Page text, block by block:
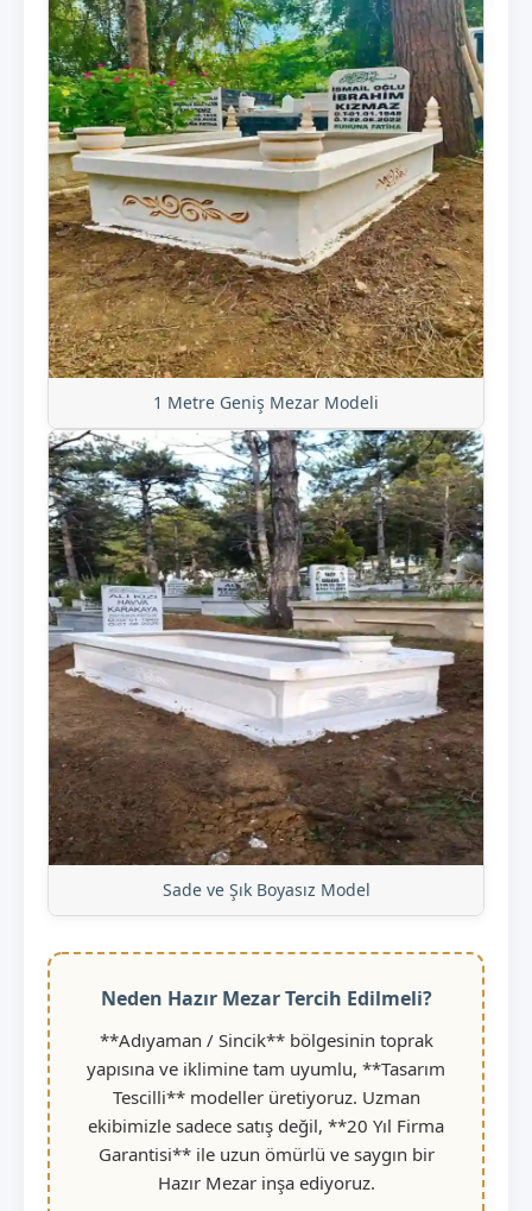
1 Metre Geniş Mezar Modeli
Sade ve Şık Boyasız Model
Neden Hazır Mezar Tercih Edilmeli?
**Adıyaman / Sincik** bölgesinin toprak
yapısına ve iklimine tam uyumlu, **Tasarım
Tescilli** modeller üretiyoruz. Uzman
ekibimizle sadece satış değil, **20 Yıl Firma
Garantisi** ile uzun ömürlü ve saygın bir
Hazır Mezar inşa ediyoruz.